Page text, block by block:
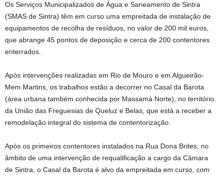
Os Serviços Municipalizados de Água e Saneamento de Sintra
(SMAS de Sintra) têm em curso uma empreitada de instalação de
equipamentos de recolha de resíduos, no valor de 200 mil euros,
que abrange 45 pontos de deposição e cerca de 200 contentores
enterrados.
Após intervenções realizadas em Rio de Mouro e em Algueirão-
Mem Martins, os trabalhos estão a decorrer no Casal da Barota
(área urbana também conhecida por Massamá Norte), no território
da União das Freguesias de Queluz e Belas, que está a receber a
remodelação integral do sistema de contentorização.
Após os primeiros contentores instalados na Rua Dona Brites, no
âmbito de uma intervenção de requalificação a cargo da Câmara
de Sintra, o Casal da Barota é alvo da empreitada em curso, com